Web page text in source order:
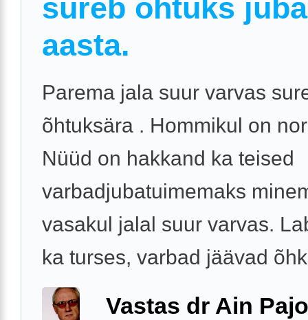
sureb õhtuks
aasta.
Parema jala suur varvas
õhtuksära . Hommikul on
Nüüd on hakkand ka teised
varbadjubatuimemaks
vasakul jalal suur varvas.
ka turses, varbad jäävad
Vastas dr Ain